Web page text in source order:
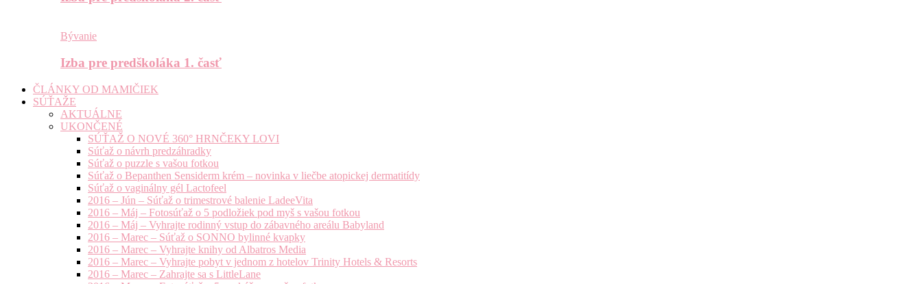
Bývanie
Izba pre predškoláka 1. časť
ČLÁNKY OD MAMIČIEK
SÚŤAŽE
AKTUÁLNE
UKONČENÉ
SÚŤAŽ O NOVÉ 360° HRNČEKY LOVI
Súťaž o návrh predzáhradky
Súťaž o puzzle s vašou fotkou
Súťaž o Bepanthen Sensiderm krém – novinka v liečbe atopickej dermatitídy
Súťaž o vaginálny gél Lactofeel
2016 – Jún – Súťaž o trimestrové balenie LadeeVita
2016 – Máj – Fotosúťaž o 5 podložiek pod myš s vašou fotkou
2016 – Máj – Vyhrajte rodinný vstup do zábavného areálu Babyland
2016 – Marec – Súťaž o SONNO bylinné kvapky
2016 – Marec – Vyhrajte knihy od Albatros Media
2016 – Marec – Vyhrajte pobyt v jednom z hotelov Trinity Hotels & Resorts
2016 – Marec – Zahrajte sa s LittleLane